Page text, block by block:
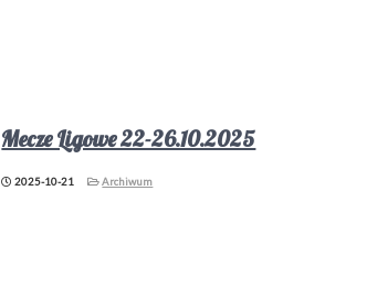
Mecze Ligowe 22-26.10.2025
2025-10-21 Archiwum